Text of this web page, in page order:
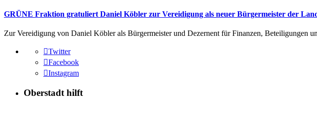
GRÜNE Fraktion gratuliert Daniel Köbler zur Vereidigung als neuer Bürgermeister der
Zur Vereidigung von Daniel Köbler als Bürgermeister und Dezernent für Finanzen, Beteiligungen
Twitter
Facebook
Instagram
Oberstadt hilft